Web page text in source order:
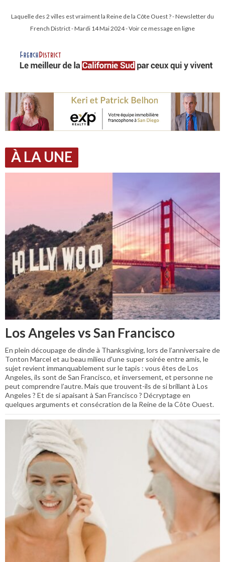
Laquelle des 2 villes est vraiment la Reine de la Côte Ouest ? - Newsletter du
French District - Mardi 14 Mai 2024 - Voir ce message en ligne
À LA UNE
Los Angeles vs San Francisco
En plein découpage de dinde à Thanksgiving, lors de l’anniversaire de
Tonton Marcel et au beau milieu d'une super soirée entre amis, le
sujet revient immanquablement sur le tapis : vous êtes de Los
Angeles, ils sont de San Francisco, et inversement, et personne ne
peut comprendre l’autre. Mais que trouvent-ils de si brillant à Los
Angeles ? Et de si apaisant à San Francisco ? Décryptage en
quelques arguments et consécration de la Reine de la Côte Ouest.